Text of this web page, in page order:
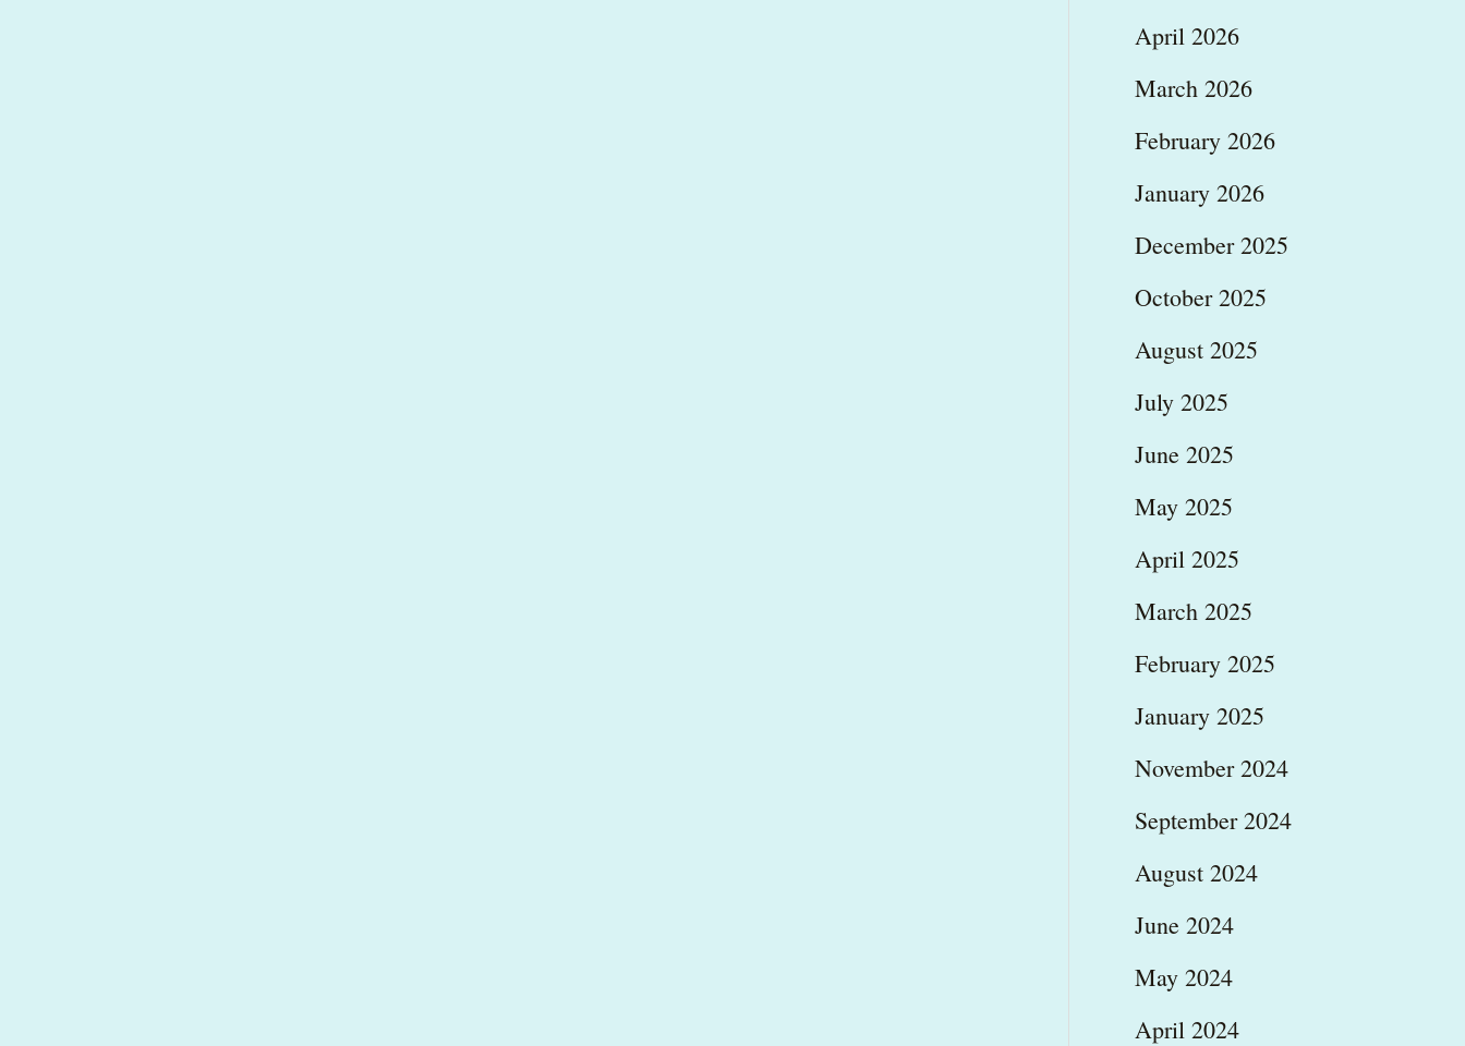
April 2026
March 2026
February 2026
January 2026
December 2025
October 2025
August 2025
July 2025
June 2025
May 2025
April 2025
March 2025
February 2025
January 2025
November 2024
September 2024
August 2024
June 2024
May 2024
April 2024